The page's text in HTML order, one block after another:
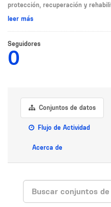
protección, recuperación y
leer más
Seguidores
0
Conjuntos de datos
Flujo de Actividad
Acerca de